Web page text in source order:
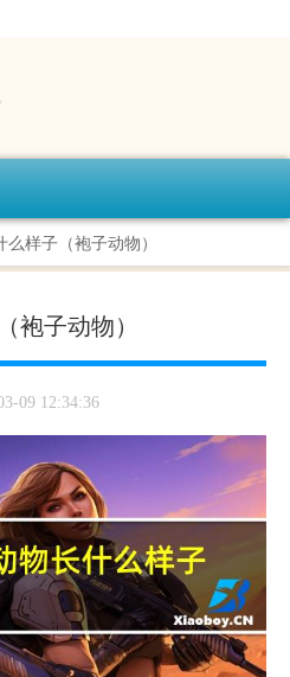
样子（袍子动物）
袍子动物）
09 12:34:36